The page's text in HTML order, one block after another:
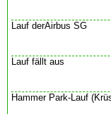
Lauf derAirbus SG
Lauf fällt aus
Hammer Park-Lauf